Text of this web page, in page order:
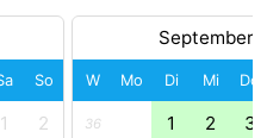
So
1 2
September
W Mo Di Mi Do
36 1 2 3